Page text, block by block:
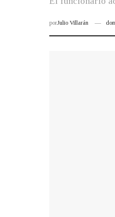
porJulio Villarán